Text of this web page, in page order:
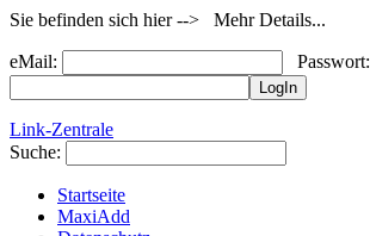
Sie befinden sich hier --> Mehr Details...
eMail: Passwort:
Link-Zentrale
Suche:
Startseite
MaxiAdd